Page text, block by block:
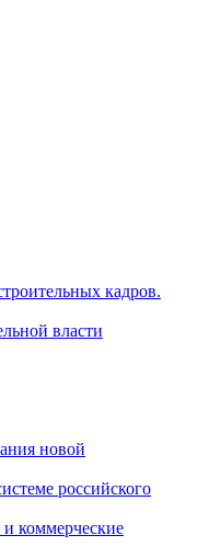
кадров.
власти
новой
российского
коммерческие